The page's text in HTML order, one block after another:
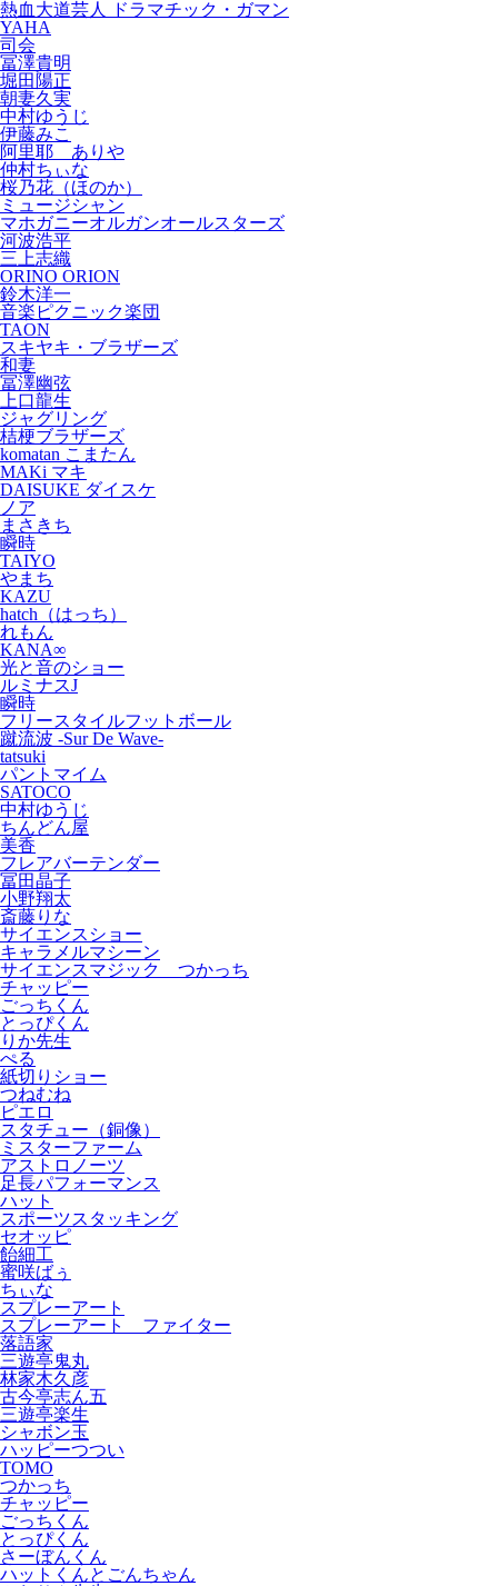
熱血大道芸人 ドラマチック・ガマン
YAHA
司会
冨澤貴明
堀田陽正
朝妻久実
中村ゆうじ
伊藤みこ
阿里耶 ありや
仲村ちぃな
桜乃花（ほのか）
ミュージシャン
マホガニーオルガンオールスターズ
河波浩平
三上志織
ORINO ORION
鈴木洋一
音楽ピクニック楽団
TAON
スキヤキ・ブラザーズ
和妻
冨澤幽弦
上口龍生
ジャグリング
桔梗ブラザーズ
komatan こまたん
MAKi マキ
DAISUKE ダイスケ
ノア
まさきち
瞬時
TAIYO
やまち
KAZU
hatch（はっち）
れもん
KANA∞
光と音のショー
ルミナスJ
瞬時
フリースタイルフットボール
蹴流波 -Sur De Wave-
tatsuki
パントマイム
SATOCO
中村ゆうじ
ちんどん屋
美香
フレアバーテンダー
冨田晶子
小野翔太
斎藤りな
サイエンスショー
キャラメルマシーン
サイエンスマジック つかっち
チャッピー
ごっちくん
とっぴくん
りか先生
ぺる
紙切りショー
つねむね
ピエロ
スタチュー（銅像）
ミスターファーム
アストロノーツ
足長パフォーマンス
ハット
スポーツスタッキング
セオッピ
飴細工
蜜咲ばぅ
ちぃな
スプレーアート
スプレーアート ファイター
落語家
三遊亭鬼丸
林家木久彦
古今亭志ん五
三遊亭楽生
シャボン玉
ハッピーつつい
TOMO
つかっち
チャッピー
ごっちくん
とっぴくん
さーぼんくん
ハットくんとごんちゃん